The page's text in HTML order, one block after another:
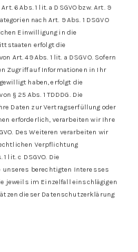
6 Abs. 1 lit. a DSGVO bzw. Art. 9
nach Art. 9 Abs. 1 DSGVO
Einwilligung in die
erfolgt die
Art. 49 Abs. 1 lit. a DSGVO. Sofern
Zugriff auf Informationen in Ihr
haben, erfolgt die
§ 25 Abs. 1 TDDDG. Die
Daten zur Vertragserfüllung oder
erforderlich, verarbeiten wir Ihre
Des Weiteren verarbeiten wir
Verpflichtung
lit. c DSGVO. Die
unseres berechtigten Interesses
jeweils im Einzelfall einschlägigen
dieser Datenschutzerklärung